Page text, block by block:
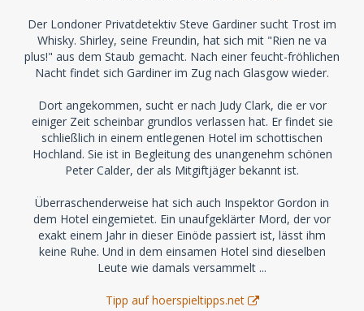
Der Londoner Privatdetektiv Steve Gardiner sucht Trost im
Whisky. Shirley, seine Freundin, hat sich mit "Rien ne va
plus!" aus dem Staub gemacht. Nach einer feucht-fröhlichen
Nacht findet sich Gardiner im Zug nach Glasgow wieder.
Dort angekommen, sucht er nach Judy Clark, die er vor
einiger Zeit scheinbar grundlos verlassen hat. Er findet sie
schließlich in einem entlegenen Hotel im schottischen
Hochland. Sie ist in Begleitung des unangenehm schönen
Peter Calder, der als Mitgiftjäger bekannt ist.
Überraschenderweise hat sich auch Inspektor Gordon in
dem Hotel eingemietet. Ein unaufgeklärter Mord, der vor
exakt einem Jahr in dieser Einöde passiert ist, lässt ihm
keine Ruhe. Und in dem einsamen Hotel sind dieselben
Leute wie damals versammelt ...
Tipp auf hoerspieltipps.net